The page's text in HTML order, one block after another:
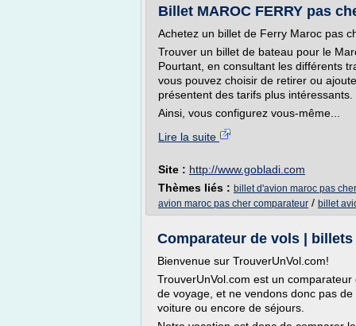
Billet MAROC FERRY pas
Achetez un billet de Ferry Maroc pas
Trouver un billet de bateau pour le
Pourtant, en consultant les différents
vous pouvez choisir de retirer ou
présentent des tarifs plus intéressants.
Ainsi, vous configurez vous-même...
Lire la suite
Site : http://www.gobladi.com
Thèmes liés : billet d'avion maroc pas
avion maroc pas cher comparateur / billet
Comparateur de vols |
Bienvenue sur TrouverUnVol.com!
TrouverUnVol.com est un
de voyage, et ne vendons donc pas
voiture ou encore de séjours.